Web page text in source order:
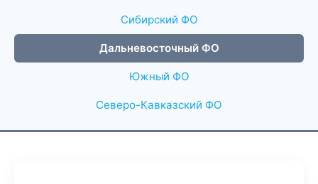
Сибирский ФО
Дальневосточный ФО
Южный ФО
Северо-Кавказский ФО